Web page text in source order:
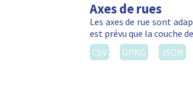
Axes de rues
Les axes de rue sont
est prévu que la couche
CSV
GPKG JSON